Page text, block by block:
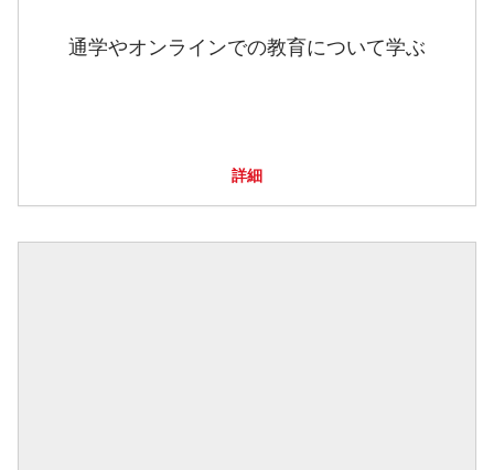
通学やオンラインでの教育について学ぶ
詳細